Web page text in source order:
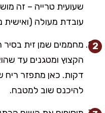
שעועית טרייה – זה
עובדת מעולה (ואישית
מחממים שמן זית
דקות. כאן מתפזר ריח
להיכנס שוב למטבח.